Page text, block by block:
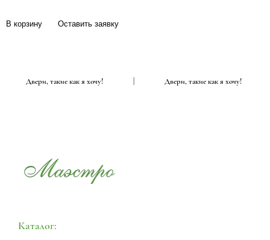
В корзину Оставить заявку
Двери, такие как я хочу! Двери, такие как я хочу!
Каталог: